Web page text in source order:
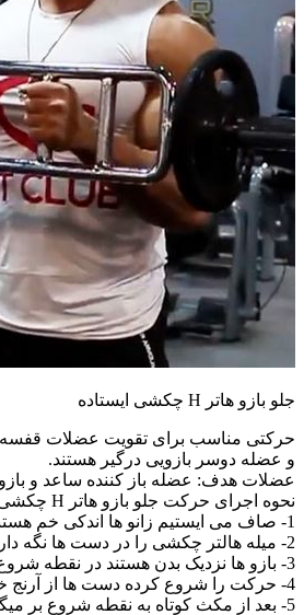
جلو بازو هاتر H چکشی ایستاده
حرکتی مناسب برای تقویت عضلات قفسه
و عضله دوسر بازویی درگیر هستند.
عضلات هدف: عضله باز کننده ساعد و بازو
نحوه اجرای حرکت جلو بازو هاتر H چکشی ایستاده:
1- صاف می ایستیم زانو ها اندکی خم هستند.
2- میله هالتر چکشی را در دست ها نگه دارید کف دست ها به سمت داخل است.
3- بازو ها نزدیک بدن هستند در نقطه شروع دست ها صاف نزدیک ران ها قرار دارند.
4- حرکت را شروع کرده دست ها از آرنج خم و دسته را بالا بیاورید و به قفسه سینه نزدیک کنید.
5- بعد از مکث کوتاه به نقطه شروع بر میگردیم و حرکت تکرار می شود.